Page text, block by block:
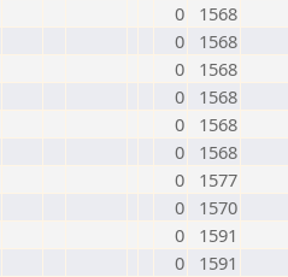
0
1568
0
1568
0
1568
0
1568
0
1568
0
1568
0
1577
0
1570
0
1591
0
1591